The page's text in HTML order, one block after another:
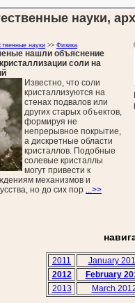
науки,
науки >> Физика
нашли объяснение
соли на
Известно, что соли
кристаллизуются на
стенах подвалов или
других старых объектов,
формируя не
непрерывное покрытие,
а дискретные области
кристаллов. Подобные
солевые кристаллы
могут привести к
механизмов и
но до сих пор ...>>
2011
January
2012
February
2013
March